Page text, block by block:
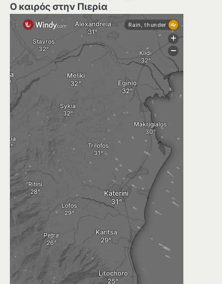
Ο καιρός στην Πιερία